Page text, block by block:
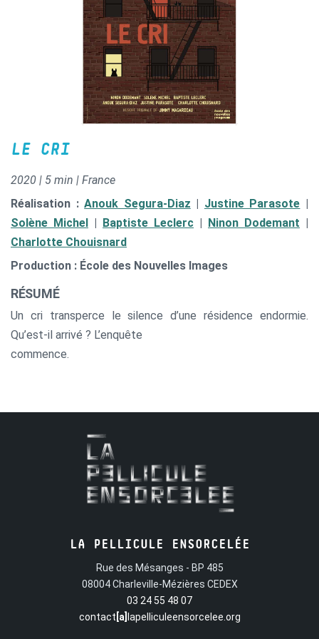
LE CRI
2020 | 5 min | France
Réalisation :Anouk Segura-Diaz Justine Parasote
Solène Michel
Baptiste Leclerc Ninon Dodemant
Charlotte Chouisnard
Production : École des Nouvelles Images
RÉSUMÉ
Un cri transperce le silence d’une résidence endormie.
Qu’est-il arrivé ? L’enquête
commence.
LA PELLICULE ENSORCELÉE
Rue des Mésanges - BP 485
08004 Charleville-Mézières CEDEX
03 24 55 48 07
contact [a] lapelliculeensorcelee.org